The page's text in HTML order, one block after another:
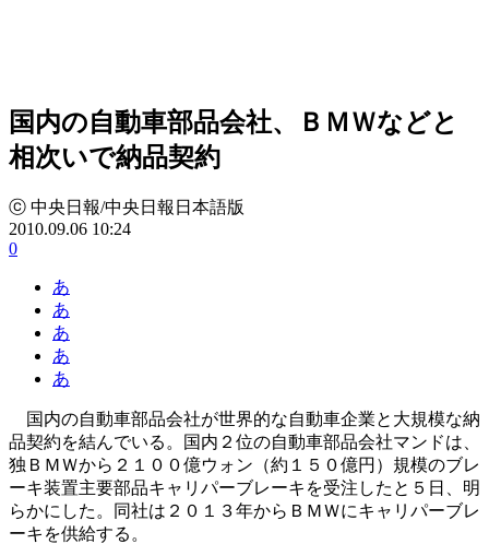
国内の自動車部品会社、ＢＭＷなどと
相次いで納品契約
ⓒ 中央日報/中央日報日本語版
2010.09.06 10:24
0
あ
あ
あ
あ
あ
国内の自動車部品会社が世界的な自動車企業と大規模な納
品契約を結んでいる。国内２位の自動車部品会社マンドは、
独ＢＭＷから２１００億ウォン（約１５０億円）規模のブレ
ーキ装置主要部品キャリパーブレーキを受注したと５日、明
らかにした。同社は２０１３年からＢＭＷにキャリパーブレ
ーキを供給する。